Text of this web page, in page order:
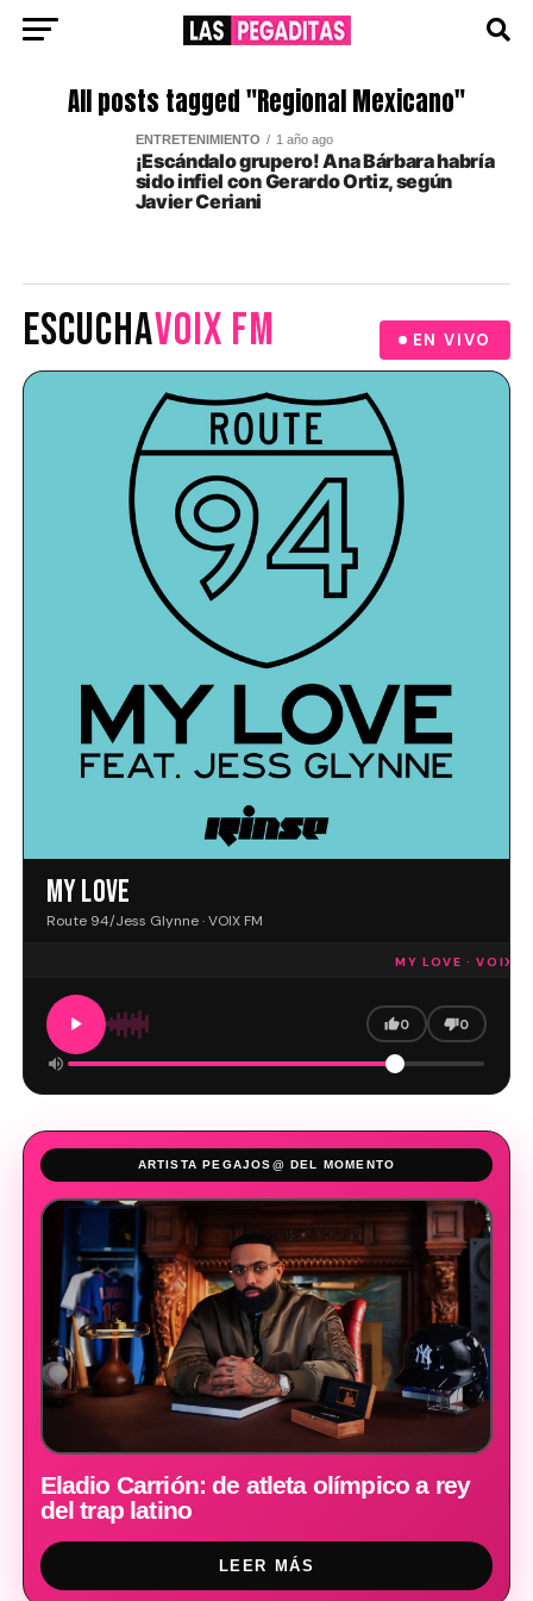
All posts tagged "Regional Mexicano"
ENTRETENIMIENTO 1 año ago
¡Escándalo grupero! Ana Bárbara habría
sido infiel con Gerardo Ortiz, según
Javier Ceriani
ESCUCHAVOIX FM EN VIVO
MY LOVE
Route 94/Jess Glynne · VOIX FM
MY LOVE · VOIX
0 0
ARTISTA PEGAJOS@ DEL MOMENTO
Eladio Carrión: de atleta olímpico a rey
del trap latino
LEER MÁS